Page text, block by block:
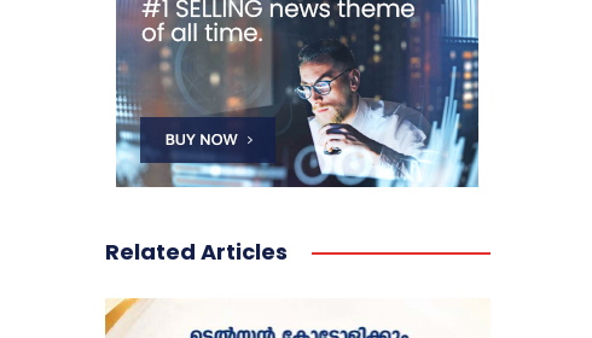
Related Articles